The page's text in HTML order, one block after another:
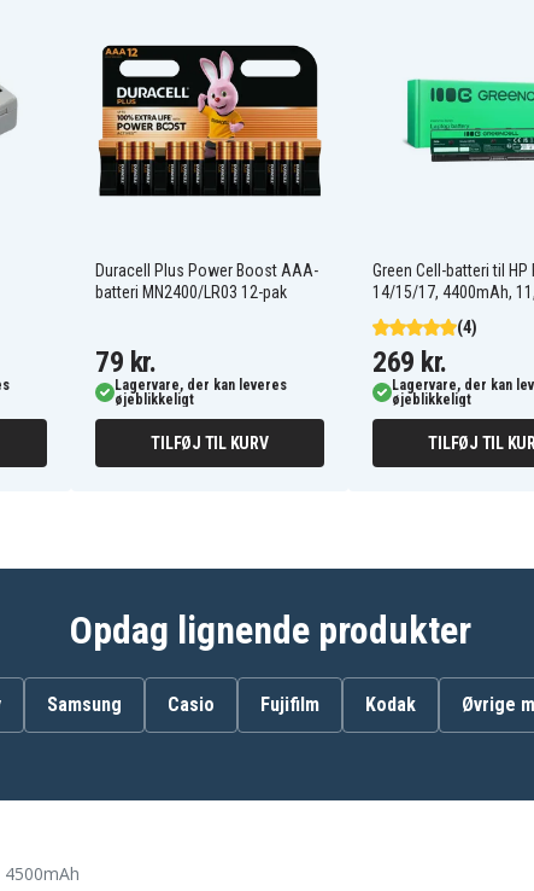
Canon DM-MV30
Canon DM-MV450
Canon FV100
Canon FV200
Canon FV40
Canon FVM1
Canon MV430I
Canon MV500
Canon MV700i
Canon MVX100i
Canon MVX3i
Canon Optura 20
Canon Optura Pi
Canon ZR-45MC
Duracell Plus Power Boost AAA-
batteri MN2400/LR03 12-pak
79 kr.
Lagervare, der kan leveres
øjeblikkeligt
TILFØJ TIL KURV
Green Cell-batteri til HP
14/15/17, 4400mAh,
(4)
269 kr.
Lagervare, der kan
øjeblikkeligt
TILFØJ TIL
Opdag lignende produkter
Samsung Casio Fujifilm Kodak Øvrige